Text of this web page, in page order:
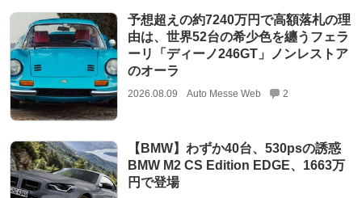
予想超えの約7240万円で高額落札の理
由は、世界52台の希少色を纏うフェラ
ーリ「ディーノ246GT」ノンレストア
のオーラ
2026.08.09 Auto Messe Web 2
【BMW】わずか40台、530psの誘惑
BMW M2 CS Edition EDGE、1663万
円で登場